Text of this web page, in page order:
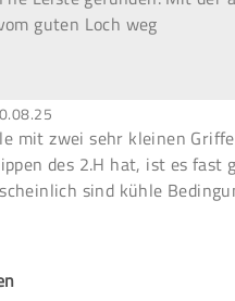
guten Loch weg
mit zwei sehr kleinen
des 2.H hat, ist es fast
sind kühle